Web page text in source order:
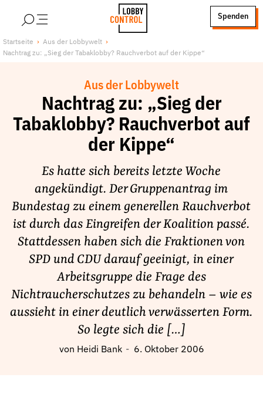
StartSeite
Spenden
Über uns
Finanzierung
Jobs
Publikationen und Material
Unsere Schwerpunkte
Lobbykontrolle und Regeln
Lobbyismus und Klima
Macht der Digitalkonzerne
Spenden & Fördern
Jetzt Spenden
Geschenkspende
Bußgelder und Geldauflagen
Startseite
Aus der Lobbywelt
Nachtrag zu: „Sieg der Tabaklobby? Rauchverbot auf der Kippe“
Aus der Lobbywelt
Nachtrag zu: „Sieg der
Tabaklobby? Rauchverbot auf
der Kippe“
Es hatte sich bereits letzte Woche
angekündigt. Der Gruppenantrag im
Bundestag zu einem generellen Rauchverbot
ist durch das Eingreifen der Koalition passé.
Stattdessen haben sich die Fraktionen von
SPD und CDU darauf geeinigt, in einer
Arbeitsgruppe die Frage des
Nichtraucherschutzes zu behandeln – wie es
aussieht in einer deutlich verwässerten Form.
So legte sich die […]
von Heidi Bank 6. Oktober 2006